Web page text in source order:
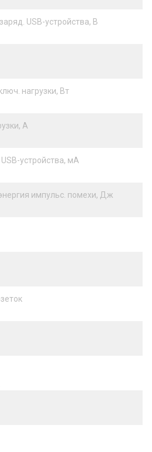
USB-устройства, В
нагрузки, Вт
А
устройства, мА
импульс. помехи, Дж